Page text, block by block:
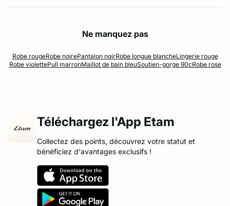
Ne manquez pas
Robe rougeRobe noirePantalon noirRobe longue blancheLingerie rouge
Robe violettePull marronMaillot de bain bleuSoutien-gorge 90cRobe rose
Téléchargez l'App Etam
Collectez des points, découvrez votre statut et
bénéficiez d'avantages exclusifs !